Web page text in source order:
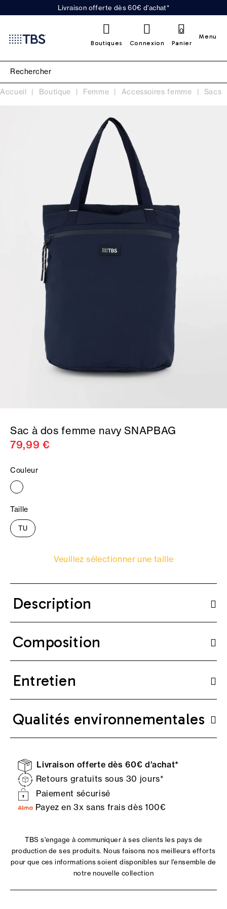
Livraison offerte dès 60€ d'achat*
Boutiques Connexion Panier
0
Menu
Accueil Boutique Femme Accessoires femme Sacs
Sac à dos femme navy SNAPBAG
79,99 €
Couleur
Taille
TU
Veuillez sélectionner une taille
Description
Composition
Entretien
Qualités environnementales
Livraison offerte dès 60€ d'achat*
Retours gratuits sous 30 jours*
Paiement sécurisé
Payez en 3x sans frais dès 100€
TBS s'engage à communiquer à ses clients les pays de
production de ses produits. Nous faisons nos meilleurs efforts
pour que ces informations soient disponibles sur l'ensemble de
notre nouvelle collection